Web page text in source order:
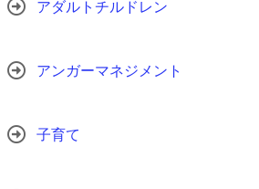
アダルトチルドレン
アンガーマネジメント
子育て